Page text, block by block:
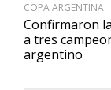
COPA ARGENTINA
Confirmaron
a tres
argentino